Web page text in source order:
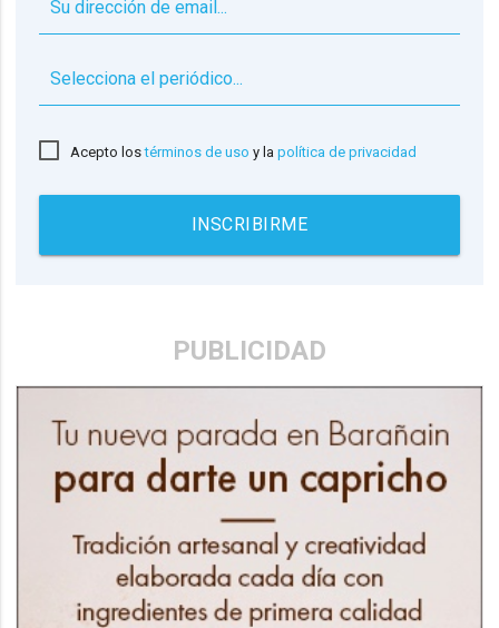
Acepto lostérminos de uso y lapolítica de privacidad
INSCRIBIRME
PUBLICIDAD